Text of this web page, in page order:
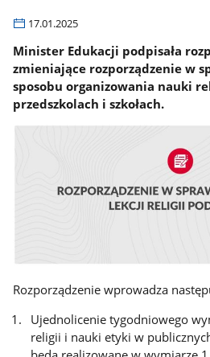
17.01.2025
Minister Edukacji podpisała
zmieniające rozporządzenie w
sposobu organizowania nauki
przedszkolach i szkołach.
Rozporządzenie wprowadza
Ujednolicenie tygodniowego
religii i nauki etyki w